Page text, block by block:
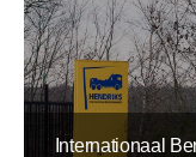
Internationaal